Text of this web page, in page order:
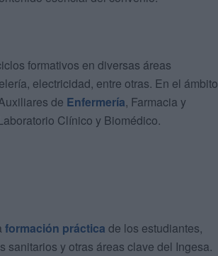
formativos en diversas áreas
electricidad, entre otras. En el ámbito
de Enfermería, Farmacia y
Clínico y Biomédico.
formación práctica de los estudiantes,
y otras áreas clave del Ingesa.